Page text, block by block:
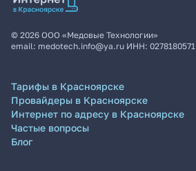
© 2026 ООО «Медовые Технологии»
email: medotech.info@ya.ru ИНН: 0278180571
Тарифы в Красноярске
Провайдеры в Красноярске
Интернет по адресу в Красноярске
Частые вопросы
Блог